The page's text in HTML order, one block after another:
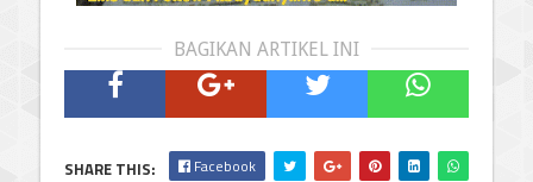
BAGIKAN ARTIKEL INI
SHARE THIS: Facebook